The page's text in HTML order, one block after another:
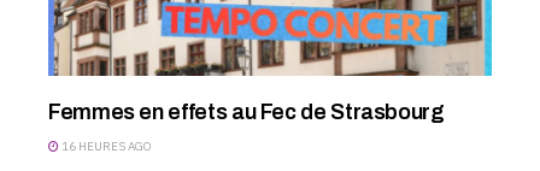
Femmes en effets au Fec de Strasbourg
16 HEURES AGO